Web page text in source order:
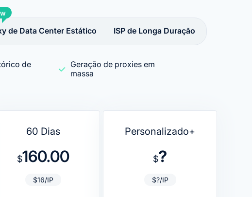
de Data Center Estático ISP de Longa Duração
de
Geração de proxies em
massa
60 Dias
$160.00
$16/IP
Personalizado+
$?
$?/IP